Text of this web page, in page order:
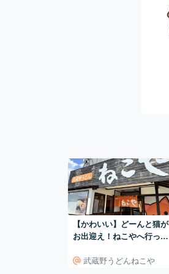
【かわいい】どーんと猫が
お出迎え！ねこやへ行って
武蔵野うどんねこや